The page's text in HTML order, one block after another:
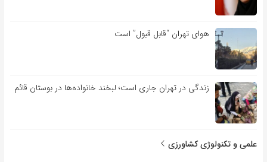
هوای تهران “قابل قبول” است
زندگی در تهران جاری است؛ لبخند خانواده‌ها در بوستان قائم
علمی و تکنولوژی کشاورزی